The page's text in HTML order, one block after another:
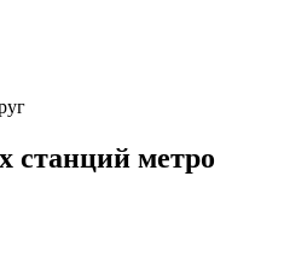
станций метро